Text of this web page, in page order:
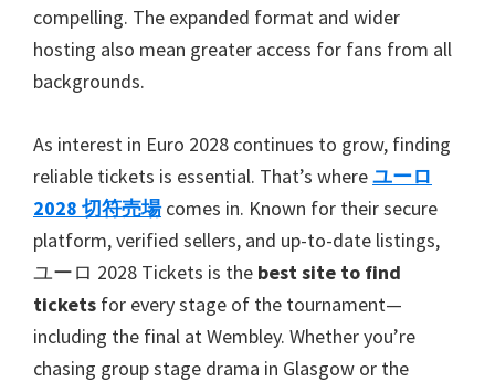
ク
compelling. The expanded format and wider
hosting also mean greater access for fans from all
backgrounds.
As interest in Euro 2028 continues to grow, finding
reliable tickets is essential. That’s whereユーロ
2028 切符売場 comes in. Known for their secure
platform,verified sellers, and up-to-date listings,
ユーロ 2028 Tickets is the best site to find
tickets for every stage of the tournament—
including the final at Wembley. Whether you’re
chasing group stage drama in Glasgow or the